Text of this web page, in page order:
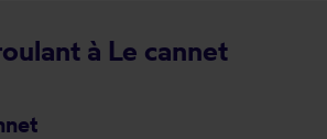
à Le cannet